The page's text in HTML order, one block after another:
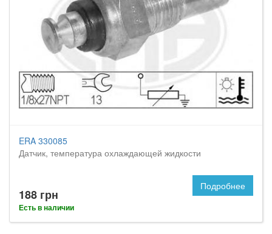
ERA 330085
Датчик, температура охлаждающей жидкости
188 грн
Есть в наличии
Подробнее